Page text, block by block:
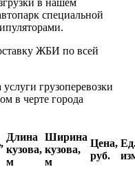
в нашем
специальной
ЖБИ по всей
грузоперевозки
в черте города
Длина
кузова,
м
Ширина
кузова,
м
Цена,
руб.